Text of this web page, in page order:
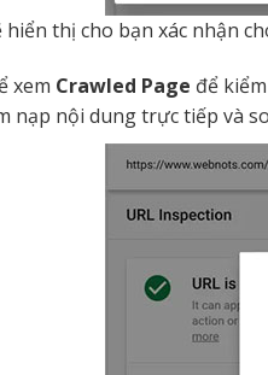
hiển thị cho bạn xác nhận
xem Crawled Page để
nạp nội dung trực tiếp và